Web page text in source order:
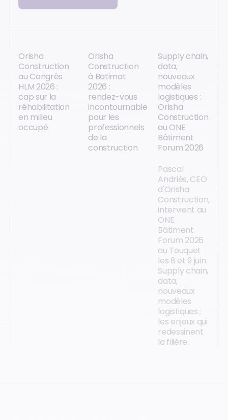
Orisha
Construction
au Congrès
HLM 2026 :
cap sur la
réhabilitation
en milieu
occupé
Orisha
Construction
à Batimat
2026 :
rendez-vous
incontournable
pour les
professionnels
de la
construction
Supply chain,
data,
nouveaux
modèles
logistiques :
Orisha
Construction
au ONE
Bâtiment
Forum 2026
Pascal
Andriès, CEO
d'Orisha
Construction,
intervient au
ONE
Bâtiment
Forum 2026
au Touquet
les 8 et 9 juin.
Supply chain,
data,
nouveaux
modèles
logistiques :
les enjeux qui
redessinent
la filière.